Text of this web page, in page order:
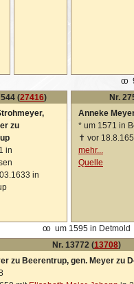
oo
(27416)
zu
in
in
Nr.
Anneke
* um 1571 in
✝ vor
mehr...
Quelle
oo um 1595 in Detmold
Nr. 13772 (13708)
zu Beerentrup, gen. Meyer zu